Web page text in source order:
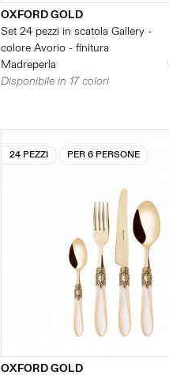
OXFORD GOLD
Set 24 pezzi in scatola Gallery -
colore Avorio - finitura
Madreperla
Disponibile in 17 colori
24 PEZZI PER 6 PERSONE
OXFORD GOLD